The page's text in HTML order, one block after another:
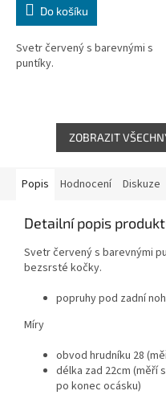
Do košíku
Svetr červený s barevnými s
puntíky.
ZOBRAZIT
Popis Hodnocení Diskuze
Detailní popis
Svetr červený s barevnými
bezsrsté kočky.
popruhy pod zadní
Míry
obvod hrudníku 28
délka zad 22cm (měří
po konec ocásku)